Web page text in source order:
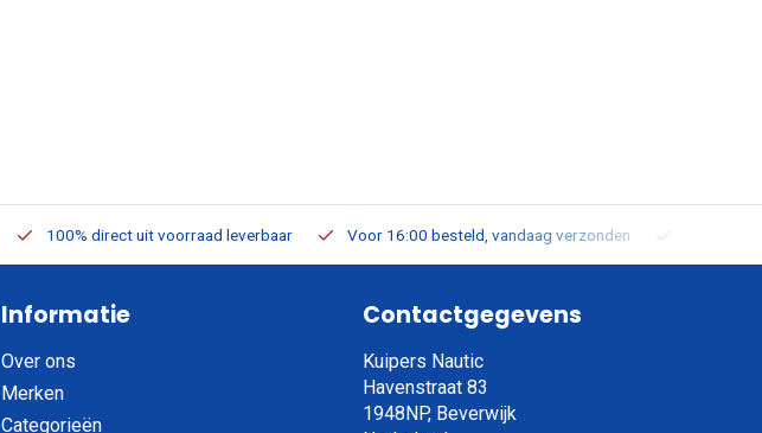
100% direct uit voorraad leverbaar Voor 16:00 besteld, vandaag verzonden
Informatie
Over ons
Merken
Categorieën
Contactgegevens
Kuipers Nautic
Havenstraat 83
1948NP, Beverwijk